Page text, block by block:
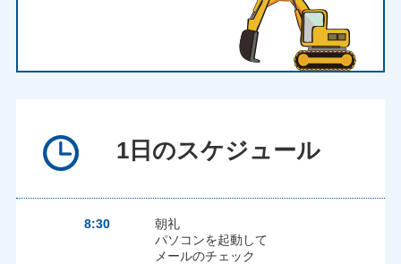
1日のスケジュール
8:30
朝礼
パソコンを起動して
メールのチェック